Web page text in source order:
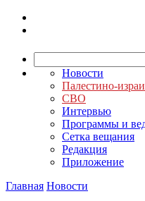
Новости
Палестино-
СВО
Интервью
Программы и
Сетка вещания
Редакция
Приложение
Главная Новости